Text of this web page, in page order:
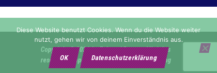
Copyright © 2026 by Fahrrad Reuter. All rights
reserved •Impressum & Datenschutzerklärung
Diese Website benutzt Cookies. Wenn du die Website weiter
nutzt, gehen wir von deinem Einverständnis aus.
OK Datenschutzerklärung